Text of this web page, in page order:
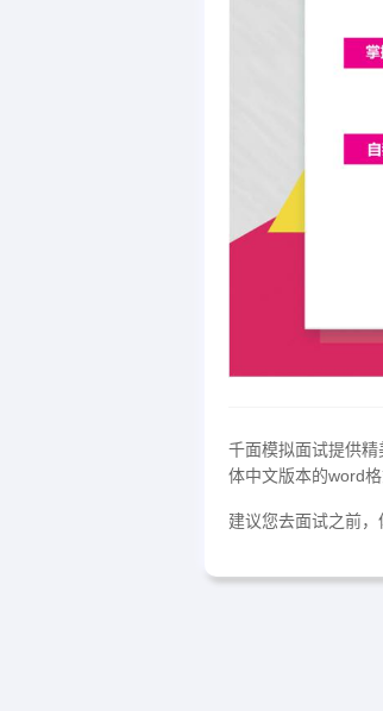
千面模拟面试提供
体中文版本的word
建议您去面试之前